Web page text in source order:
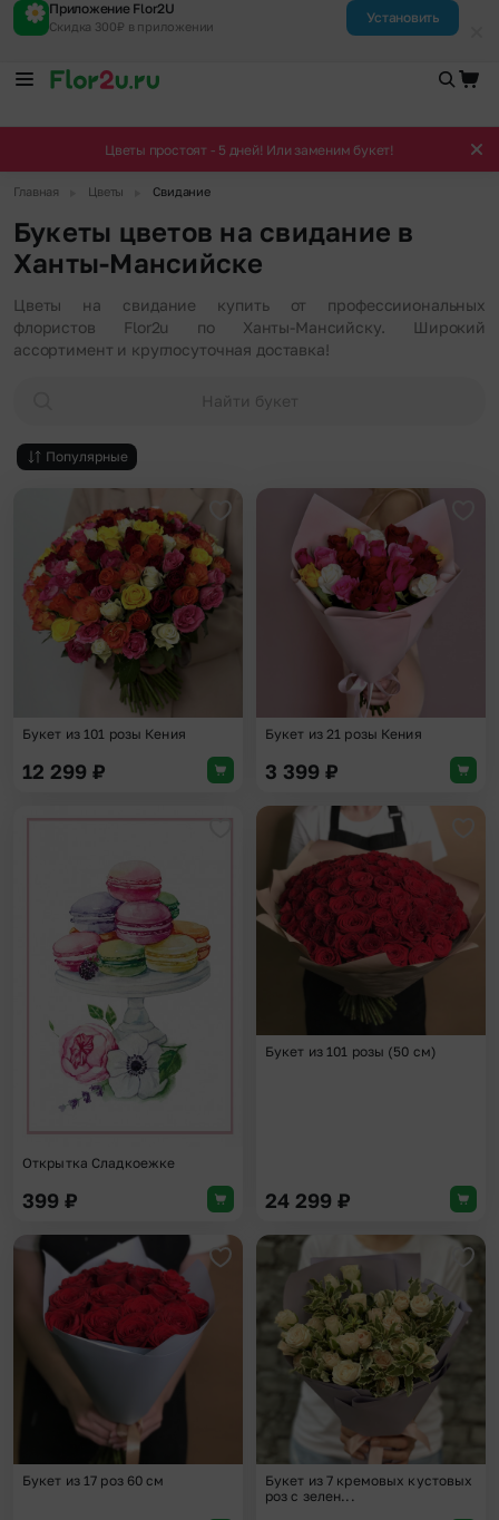
Приложение Flor2U
Скидка 300₽ в приложении
Установить
Цветы простоят - 5 дней! Или заменим букет!
Главная Цветы Свидание
Букеты цветов на свидание в
Ханты-Мансийске
Цветы на свидание купить от профессииональных
флористов Flor2u по Ханты-Мансийску. Широкий
ассортимент и круглосуточная доставка!
Найти букет
Популярные
Добавить в избранное
Букет из 101 розы Кения
12 299 ₽
Букет из 21 розы Кения
3 399 ₽
Добавить в избранное
Открытка Сладкоежке
399 ₽
Букет из 101 розы (50 см)
24 299 ₽
Добавить в избранное
Букет из 17 роз 60 см
Букет из 7 кремовых кустовых
роз с зелен...